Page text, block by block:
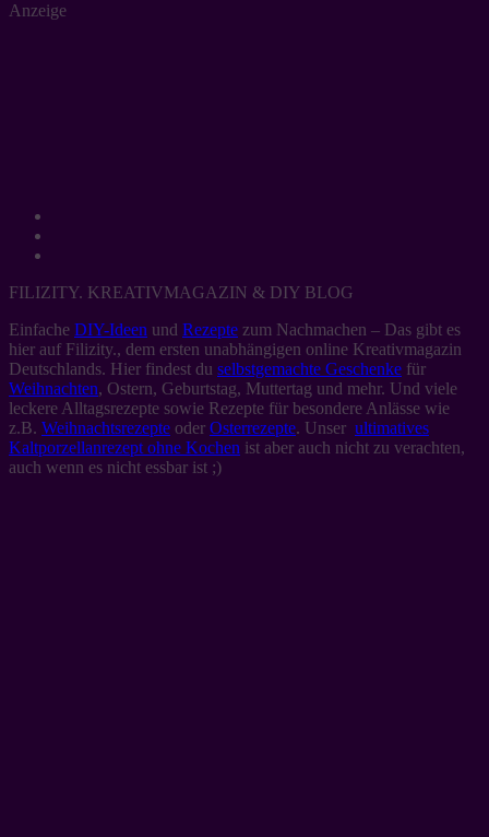
Anzeige
FILIZITY. KREATIVMAGAZIN & DIY BLOG
Einfache DIY-Ideen und Rezepte zum Nachmachen – Das gibt es
hier auf Filizity., dem ersten unabhängigen online Kreativmagazin
Deutschlands. Hier findest du selbstgemachte Geschenke für
Weihnachten, Ostern, Geburtstag, Muttertag und mehr. Und viele
leckere Alltagsrezepte sowie Rezepte für besondere Anlässe wie
z.B. Weihnachtsrezepte oder Osterrezepte. Unser ultimatives
Kaltporzellanrezept ohne Kochen ist aber auch nicht zu verachten,
auch wenn es nicht essbar ist ;)